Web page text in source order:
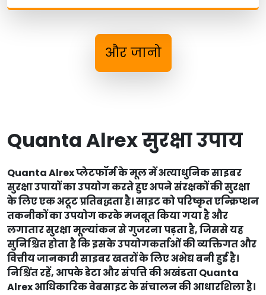
और जानो
Quanta Alrex सुरक्षा उपाय
Quanta Alrex प्लेटफॉर्म के मूल में अत्याधुनिक साइबर
सुरक्षा उपायों का उपयोग करते हुए अपने संरक्षकों की सुरक्षा
के लिए एक अटूट प्रतिबद्धता है। साइट को परिष्कृत एन्क्रिप्शन
तकनीकों का उपयोग करके मजबूत किया गया है और
लगातार सुरक्षा मूल्यांकन से गुजरना पड़ता है, जिससे यह
सुनिश्चित होता है कि इसके उपयोगकर्ताओं की व्यक्तिगत और
वित्तीय जानकारी साइबर खतरों के लिए अभेद्य बनी हुई है।
निश्चिंत रहें, आपके डेटा और संपत्ति की अखंडता Quanta
Alrex आधिकारिक वेबसाइट के संचालन की आधारशिला है।